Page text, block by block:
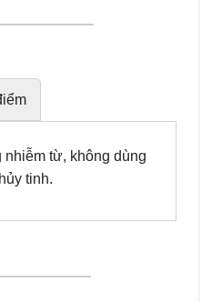
từ, không dùng
tinh.